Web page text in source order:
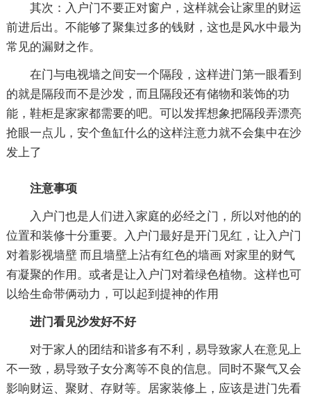
其次：入户门不要正对窗户，这样就会让家里的财运
前进后出。不能够了聚集过多的钱财，这也是风水中最为
常见的漏财之作。
在门与电视墙之间安一个隔段，这样进门第一眼看到
的就是隔段而不是沙发，而且隔段还有储物和装饰的功
能，鞋柜是家家都需要的吧。可以发挥想象把隔段弄漂亮
抢眼一点儿，安个鱼缸什么的这样注意力就不会集中在沙
发上了
注意事项
入户门也是人们进入家庭的必经之门，所以对他的的
位置和装修十分重要。入户门最好是开门见红，让入户门
对着影视墙壁 而且墙壁上沾有红色的墙画 对家里的财气
有凝聚的作用。或者是让入户门对着绿色植物。这样也可
以给生命带俩动力，可以起到提神的作用
进门看见沙发好不好
对于家人的团结和谐多有不利，易导致家人在意见上
不一致，易导致子女分离等不良的信息。同时不聚气又会
影响财运、聚财、存财等。居家装修上，应该是进门先看